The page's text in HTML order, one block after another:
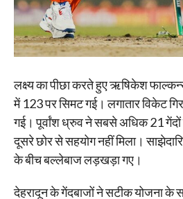
लक्ष्य का पीछा करते हुए ऋषिकेश
में 123 पर सिमट गई। लगातार विकेट
गई। पूर्वांश ध्रुव ने सबसे अधिक 21
दूसरे छोर से सहयोग नहीं मिला।
के बीच बल्लेबाज लड़खड़ा गए।
देहरादून के गेंदबाजों ने सटीक योजना के